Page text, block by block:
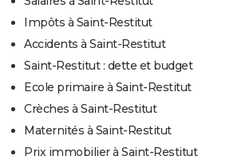
Impôts à Saint-Restitut
Accidents à Saint-Restitut
Saint-Restitut : dette et budget
Ecole primaire à Saint-Restitut
Crèches à Saint-Restitut
Maternités à Saint-Restitut
Prix immobilier à Saint-Restitut